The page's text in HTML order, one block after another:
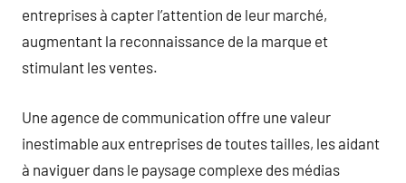
entreprises à capter l’attention de leur marché,
augmentant la reconnaissance de la marque et
stimulant les ventes.
Une agence de communication offre une valeur
inestimable aux entreprises de toutes tailles, les aidant
à naviguer dans le paysage complexe des médias